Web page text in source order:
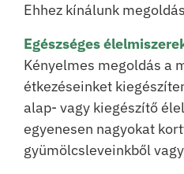
Ehhez kínálunk
Egészséges
Kényelmes megoldás a
étkezéseinket
alap- vagy kiegészítő
egyenesen nagyokat
gyümölcsleveinkből